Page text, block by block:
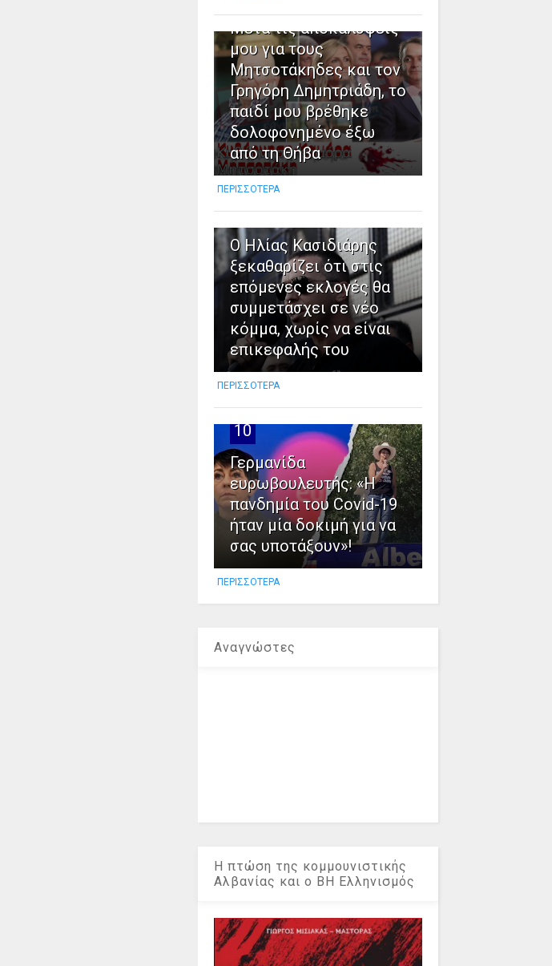
Μετά τις αποκαλύψεις
μου για τους
Μητσοτάκηδες και τον
Γρηγόρη Δημητριάδη, το
παιδί μου βρέθηκε
δολοφονημένο έξω
από τη Θήβα
ΠΕΡΙΣΣΟΤΕΡΑ
9
Ο Ηλίας Κασιδιάρης
ξεκαθαρίζει ότι στις
επόμενες εκλογές θα
συμμετάσχει σε νέο
κόμμα, χωρίς να είναι
επικεφαλής του
ΠΕΡΙΣΣΟΤΕΡΑ
10
Γερμανίδα
ευρωβουλευτής: «Η
πανδημία του Covid-19
ήταν μία δοκιμή για να
σας υποτάξουν»!
ΠΕΡΙΣΣΟΤΕΡΑ
Αναγνώστες
Η πτώση της κομμουνιστικής
Αλβανίας και ο ΒΗ Ελληνισμός